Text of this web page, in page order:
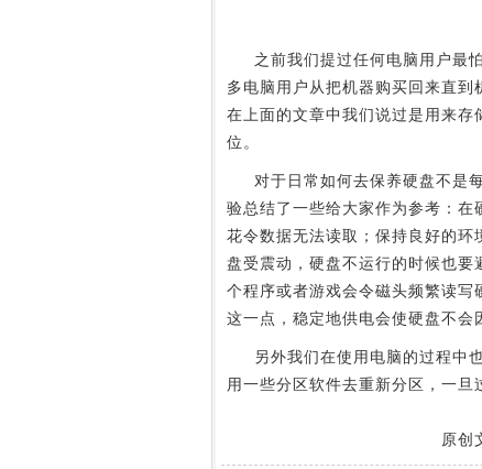
之前我们提过任何电脑用户最怕
多电脑用户从把机器购买回来直
在上面的文章中我们说过是用来
位。
对于日常如何去保养硬盘不是每
验总结了一些给大家作为参考：在
花令数据无法读取；保持良好的环
盘受震动，硬盘不运行的时候也
个程序或者游戏会令磁头频繁读
这一点，稳定地供电会使硬盘不会
另外我们在使用电脑的过程中也
用一些分区软件去重新分区，一旦
原创